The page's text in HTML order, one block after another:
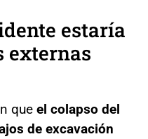
estaría
externas
que el colapso del
de excavación